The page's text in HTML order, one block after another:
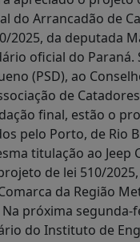
do Arrancadão de
da deputada
oficial do
(PSD), ao
de
final, estão o
pelo Porto, de Rio
titulação ao
de lei 510/
da Região
próxima
do Instituto de